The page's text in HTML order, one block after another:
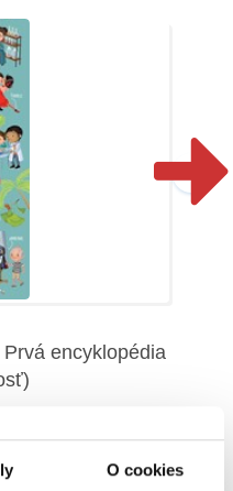
O cookies
encyklopédia